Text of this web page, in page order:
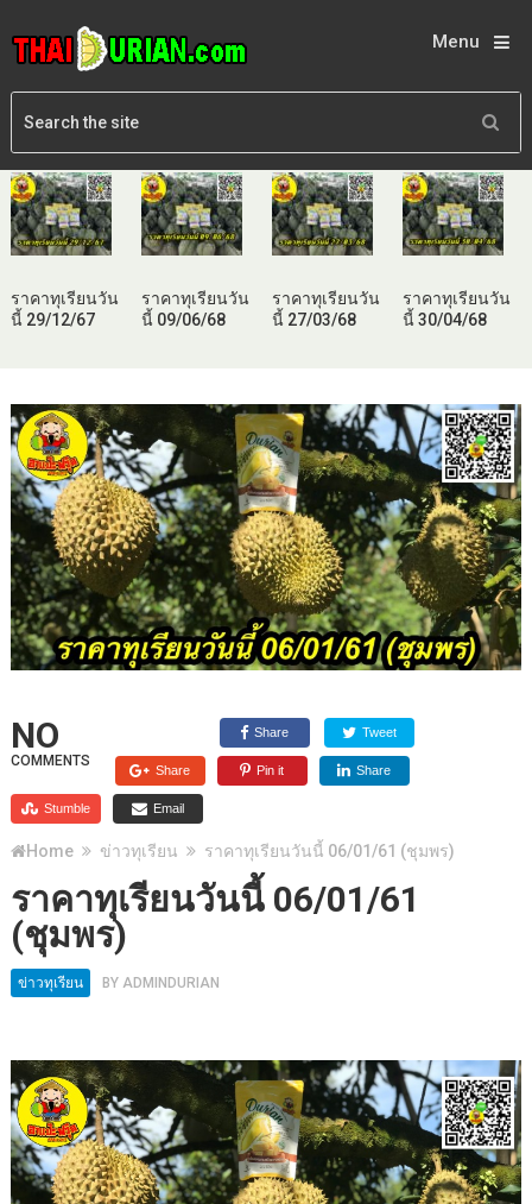
Menu
ราคาทุเรียนวัน
นี้ 29/12/67
ราคาทุเรียนวัน
นี้ 09/06/68
ราคาทุเรียนวัน
นี้ 27/03/68
ราคาทุเรียนวัน
นี้ 30/04/68
NO
COMMENTS
Share Tweet
Share Pin it Share
Stumble Email
Home ข่าวทุเรียน ราคาทุเรียนวันนี้ 06/01/61 (ชุมพร)
ราคาทุเรียนวันนี้ 06/01/61
(ชุมพร)
ข่าวทุเรียน BY ADMINDURIAN